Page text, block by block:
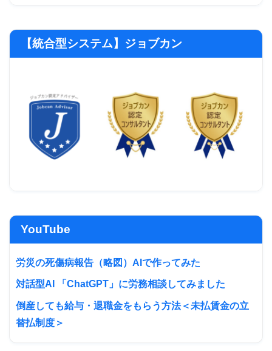
【統合型システム】ジョブカン
YouTube
労災の死傷病報告（略図）AIで作ってみた
対話型AI 「ChatGPT」に労務相談してみました
倒産しても給与・退職金をもらう方法＜未払賃金の立
替払制度＞